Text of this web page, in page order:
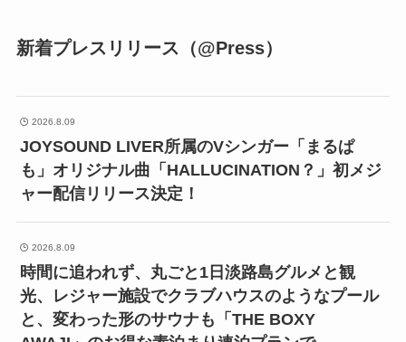
新着プレスリリース（@Press）
2026.8.09
JOYSOUND LIVER所属のVシンガー「まるぱ
も」オリジナル曲「HALLUCINATION？」初メジ
ャー配信リリース決定！
2026.8.09
時間に追われず、丸ごと1日淡路島グルメと観
光、レジャー施設でクラブハウスのようなプール
と、変わった形のサウナも「THE BOXY